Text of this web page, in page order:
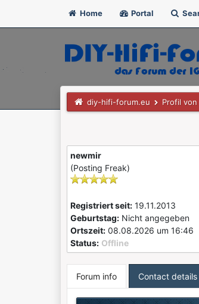
Home Portal
diy-hifi-forum.eu Profil
newmir
(Posting Freak)
Registriert seit:19.11.2013
Geburtstag:Nicht angegeben
Ortszeit:08.08.2026 um 16:46
Status: Offline
Forum info Contact details